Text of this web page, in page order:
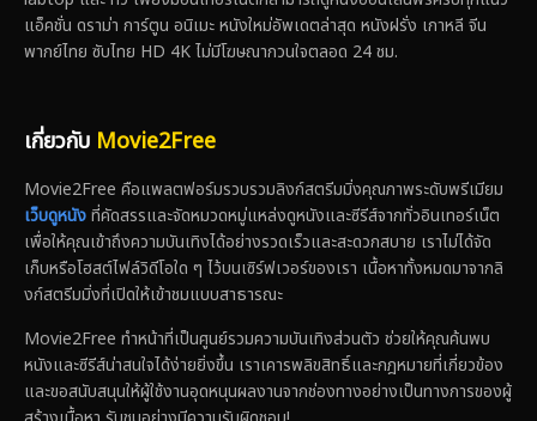
แอ็คชั่น ดราม่า การ์ตูน อนิเมะ หนังใหม่อัพเดตล่าสุด หนังฝรั่ง เกาหลี จีน
พากย์ไทย ซับไทย HD 4K ไม่มีโฆษณากวนใจตลอด 24 ชม.
เกี่ยวกับ Movie2Free
Movie2Free คือแพลตฟอร์มรวบรวมลิงก์สตรีมมิ่งคุณภาพระดับพรีเมียม
เว็บดูหนังที่คัดสรรและจัดหมวดหมู่แหล่งดูหนังและซีรีส์จากทั่วอินเทอร์เน็ต
เพื่อให้คุณเข้าถึงความบันเทิงได้อย่างรวดเร็วและสะดวกสบาย เราไม่ได้จัด
เก็บหรือโฮสต์ไฟล์วิดีโอใด ๆ ไว้บนเซิร์ฟเวอร์ของเรา เนื้อหาทั้งหมดมาจากลิ
งก์สตรีมมิ่งที่เปิดให้เข้าชมแบบสาธารณะ
Movie2Free ทำหน้าที่เป็นศูนย์รวมความบันเทิงส่วนตัว ช่วยให้คุณค้นพบ
หนังและซีรีส์น่าสนใจได้ง่ายยิ่งขึ้น เราเคารพลิขสิทธิ์และกฎหมายที่เกี่ยวข้อง
และขอสนับสนุนให้ผู้ใช้งานอุดหนุนผลงานจากช่องทางอย่างเป็นทางการของผู้